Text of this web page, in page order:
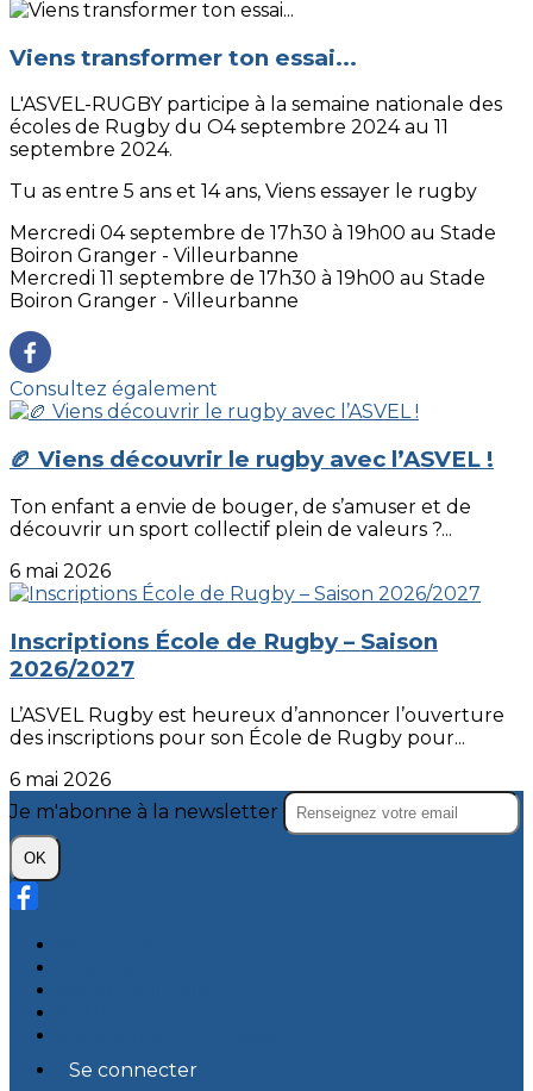
Viens transformer ton essai...
L'ASVEL-RUGBY participe à la semaine nationale des
écoles de Rugby du O4 septembre 2024 au 11
septembre 2024.
Tu as entre 5 ans et 14 ans, Viens essayer le rugby
Mercredi 04 septembre de 17h30 à 19h00 au Stade
Boiron Granger - Villeurbanne
Mercredi 11 septembre de 17h30 à 19h00 au Stade
Boiron Granger - Villeurbanne
Consultez également
🏉 Viens découvrir le rugby avec l’ASVEL !
Ton enfant a envie de bouger, de s’amuser et de
découvrir un sport collectif plein de valeurs ?...
6 mai 2026
Inscriptions École de Rugby – Saison
2026/2027
L’ASVEL Rugby est heureux d’annoncer l’ouverture
des inscriptions pour son École de Rugby pour...
6 mai 2026
Je m'abonne à la newsletter
OK
Se connecter